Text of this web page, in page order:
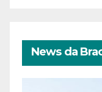
News da